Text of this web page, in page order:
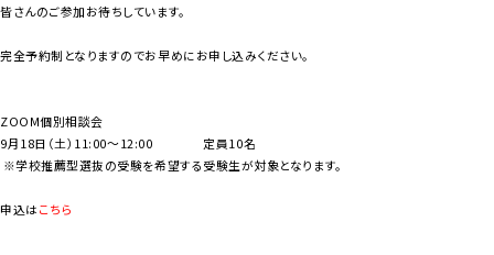
皆さんのご参加お待ちしています。
完全予約制となりますのでお早めにお申し込みください。
ZOOM個別相談会
9月18日（土）11:00～12:00 定員10名
※学校推薦型選抜の受験を希望する受験生が対象となります。
申込はこちら